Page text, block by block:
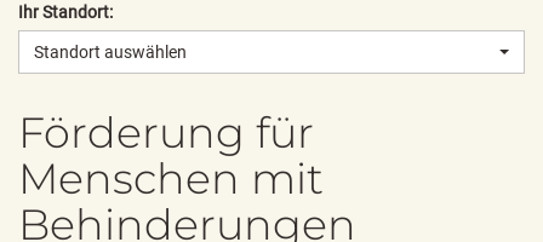
o
Ihr Standort:
Standort auswählen
Förderung für
Menschen mit
Behinderungen